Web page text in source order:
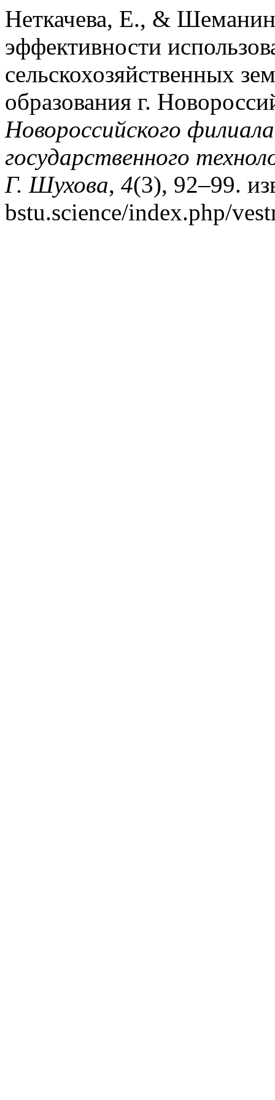
Неткачева, Е., &
эффективности
сельскохозяйственных
образования г.
Новороссийского
государственного
Г. Шухова, 4(3), 92–99.
bstu.science/index.php/